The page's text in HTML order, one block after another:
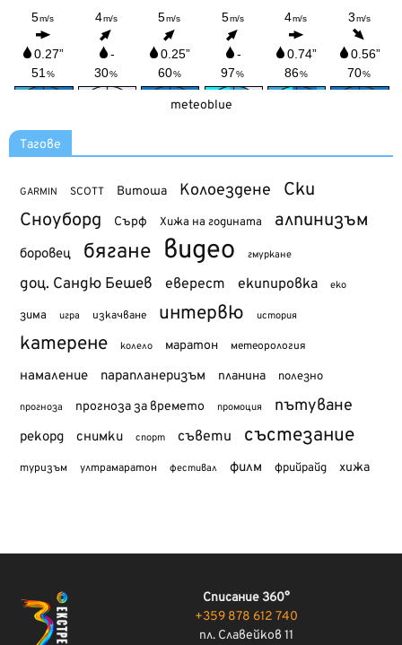
meteoblue
Тагове
GARMIN SCOTT Витоша Колоездене Ски
Сноуборд Сърф Хижа на годината алпинизъм
боровец бягане видео гмуркане
доц. Сандю Бешев еверест екипировка еко
зима игра изкачване интервю история
катерене колело маратон метеорология
намаление парапланеризъм планина полезно
прогноза прогноза за времето промоция пътуване
рекорд снимки спорт съвети състезание
туризъм ултрамаратон фестивал филм фрийрайд хижа
Списание 360°
+359 878 612 740
пл. Славейков 11